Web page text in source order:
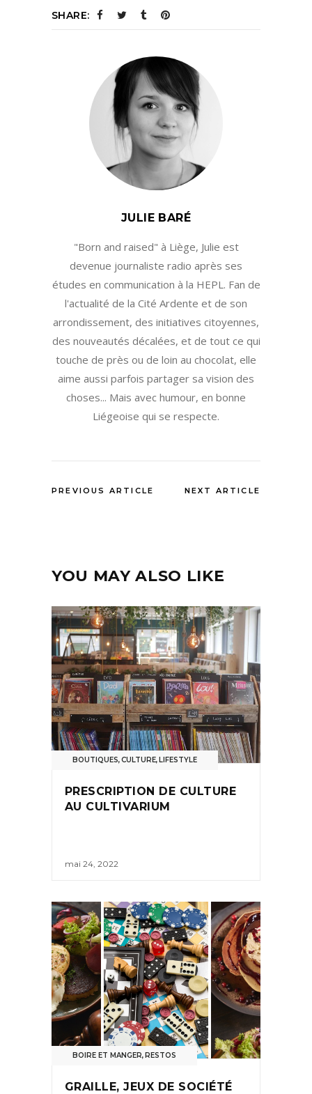
SHARE:
JULIE BARÉ
"Born and raised" à Liège, Julie est
devenue journaliste radio après ses
études en communication à la HEPL. Fan de
l'actualité de la Cité Ardente et de son
arrondissement, des initiatives citoyennes,
des nouveautés décalées, et de tout ce qui
touche de près ou de loin au chocolat, elle
aime aussi parfois partager sa vision des
choses... Mais avec humour, en bonne
Liégeoise qui se respecte.
PREVIOUS ARTICLE NEXT ARTICLE
YOU MAY ALSO LIKE
BOUTIQUES,CULTURE, LIFESTYLE
PRESCRIPTION DE CULTURE
AU CULTIVARIUM
mai 24, 2022
BOIRE ET MANGER,RESTOS
GRAILLE, JEUX DE SOCIÉTÉ